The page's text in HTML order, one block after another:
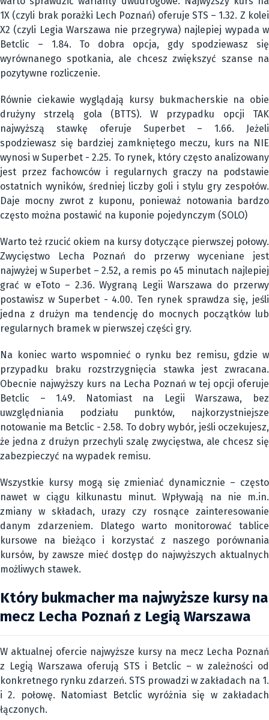
1X (czyli brak porażki Lech Poznań) oferuje STS – 1.32. Z kolei
X2 (czyli Legia Warszawa nie przegrywa) najlepiej wypada w
Betclic – 1.84. To dobra opcja, gdy spodziewasz się
wyrównanego spotkania, ale chcesz zwiększyć szanse na
pozytywne rozliczenie.
Równie ciekawie wyglądają kursy bukmacherskie na obie
drużyny strzelą gola (BTTS). W przypadku opcji TAK
najwyższą stawkę oferuje Superbet – 1.66. Jeżeli
spodziewasz się bardziej zamkniętego meczu, kurs na NIE
wynosi w Superbet - 2.25. To rynek, który często analizowany
jest przez fachowców i regularnych graczy na podstawie
ostatnich wyników, średniej liczby goli i stylu gry zespołów.
Daje mocny zwrot z kuponu, ponieważ notowania bardzo
często można postawić na kuponie pojedynczym (SOLO)
Warto też rzucić okiem na kursy dotyczące pierwszej połowy.
Zwycięstwo Lecha Poznań do przerwy wyceniane jest
najwyżej w Superbet – 2.52, a remis po 45 minutach najlepiej
grać w eToto – 2.36. Wygraną Legii Warszawa do przerwy
postawisz w Superbet - 4.00. Ten rynek sprawdza się, jeśli
jedna z drużyn ma tendencję do mocnych początków lub
regularnych bramek w pierwszej części gry.
Na koniec warto wspomnieć o rynku bez remisu, gdzie w
przypadku braku rozstrzygnięcia stawka jest zwracana.
Obecnie najwyższy kurs na Lecha Poznań w tej opcji oferuje
Betclic – 1.49. Natomiast na Legii Warszawa, bez
uwzględniania podziału punktów, najkorzystniejsze
notowanie ma Betclic - 2.58. To dobry wybór, jeśli oczekujesz,
że jedna z drużyn przechyli szalę zwycięstwa, ale chcesz się
zabezpieczyć na wypadek remisu.
Wszystkie kursy mogą się zmieniać dynamicznie – często
nawet w ciągu kilkunastu minut. Wpływają na nie m.in.
zmiany w składach, urazy czy rosnące zainteresowanie
danym zdarzeniem. Dlatego warto monitorować tablice
kursowe na bieżąco i korzystać z naszego porównania
kursów, by zawsze mieć dostęp do najwyższych aktualnych
możliwych stawek.
Który bukmacher ma najwyższe kursy na
mecz Lecha Poznań z Legią Warszawa
W aktualnej ofercie najwyższe kursy na mecz Lecha Poznań
z Legią Warszawa oferują STS i Betclic – w zależności od
konkretnego rynku zdarzeń. STS prowadzi w zakładach na 1.
i 2. połowę. Natomiast Betclic wyróżnia się w zakładach
łączonych.